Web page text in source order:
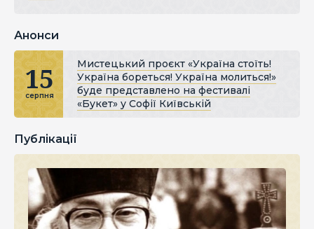
Анонси
15
серпня
Мистецький проєкт «Україна стоїть!
Україна бореться! Україна молиться!»
буде представлено на фестивалі
«Букет» у Софії Київській
Публікації